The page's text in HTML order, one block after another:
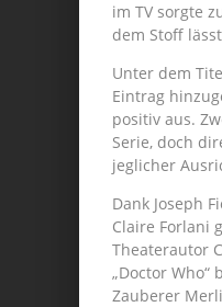
im TV sorgte
dem Stoff
Unter dem
Eintrag
positiv aus.
Serie, doch
jeglicher
Dank Joseph
Claire Forlani
Theaterautor
„Doctor
Zauberer